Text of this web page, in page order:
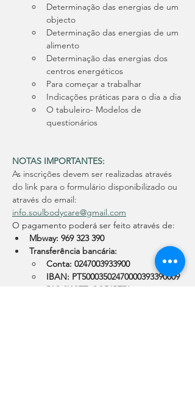
Determinação das energias de um
objecto
Determinação das energias de um
alimento
Determinação das energias dos
centros energéticos
Para começar a trabalhar
Indicações práticas para o dia a dia
O tabuleiro- Modelos de
questionários
NOTAS IMPORTANTES:
As inscrições devem ser realizadas através
do link para o formulário disponibilizado ou
através do email:
info.soulbodycare@gmail.com
O pagamento poderá ser feito através de:
Mbway: 969 323 390
Transferência bancária:
Conta: 0247003933900
IBAN: PT50003502470000393390009
BIC SWIFT: CGDIPTPL